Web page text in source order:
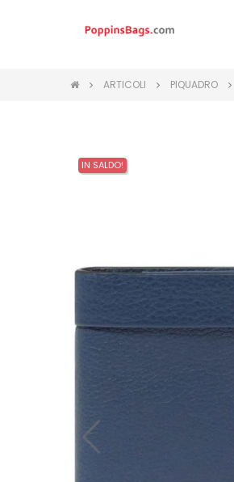
ARTICOLI PIQUADRO
IN SALDO!